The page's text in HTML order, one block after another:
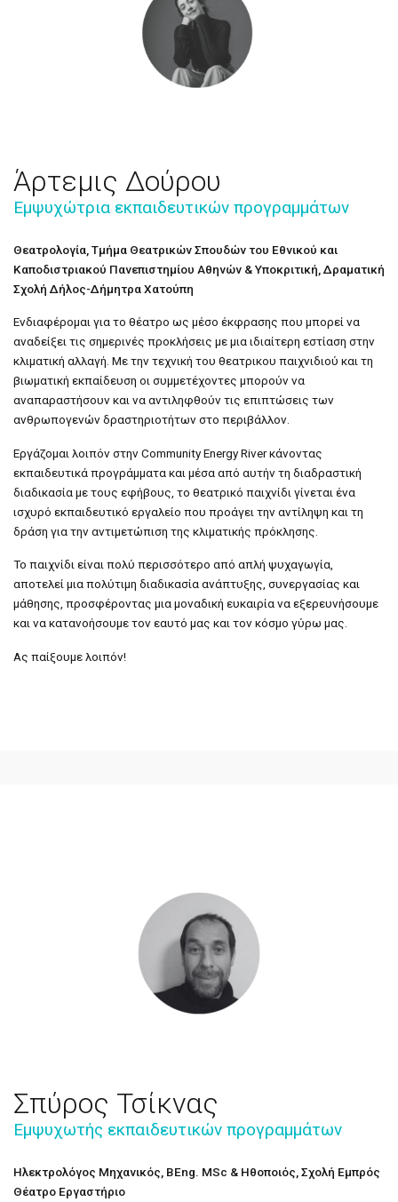
Άρτεμις Δούρου
Εμψυχώτρια εκπαιδευτικών προγραμμάτων
Θεατρολογία, Τμήμα Θεατρικών Σπουδών του Εθνικού και
Καποδιστριακού Πανεπιστημίου Αθηνών & Υποκριτική, Δραματική
Σχολή Δήλος-Δήμητρα Χατούπη
Ενδιαφέρομαι για το θέατρο ως μέσο έκφρασης που μπορεί να
αναδείξει τις σημερινές προκλήσεις με μια ιδιαίτερη εστίαση στην
κλιματική αλλαγή. Με την τεχνική του θεατρικου παιχνιδιού και τη
βιωματική εκπαίδευση οι συμμετέχοντες μπορούν να
αναπαραστήσουν και να αντιληφθούν τις επιπτώσεις των
ανθρωπογενών δραστηριοτήτων στο περιβάλλον.
Εργάζομαι λοιπόν στην Community Energy River κάνοντας
εκπαιδευτικά προγράμματα και μέσα από αυτήν τη διαδραστική
διαδικασία με τους εφήβους, το θεατρικό παιχνίδι γίνεται ένα
ισχυρό εκπαιδευτικό εργαλείο που προάγει την αντίληψη και τη
δράση για την αντιμετώπιση της κλιματικής πρόκλησης.
Το παιχνίδι είναι πολύ περισσότερο από απλή ψυχαγωγία,
αποτελεί μια πολύτιμη διαδικασία ανάπτυξης, συνεργασίας και
μάθησης, προσφέροντας μια μοναδική ευκαιρία να εξερευνήσουμε
και να κατανοήσουμε τον εαυτό μας και τον κόσμο γύρω μας.
Ας παίξουμε λοιπόν!
Σπύρος Τσίκνας
Εμψυχωτής εκπαιδευτικών προγραμμάτων
Ηλεκτρολόγος Μηχανικός, BEng. MSc & Ηθοποιός, Σχολή Εμπρός
Θέατρο Εργαστήριο